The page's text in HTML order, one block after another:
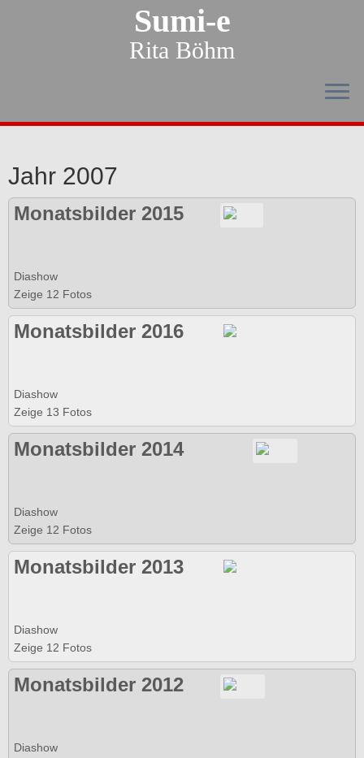
Sumi-e
Rita Böhm
Jahr 2007
Monatsbilder 2015
Diashow
Zeige 12 Fotos
Monatsbilder 2016
Diashow
Zeige 13 Fotos
Monatsbilder 2014
Diashow
Zeige 12 Fotos
Monatsbilder 2013
Diashow
Zeige 12 Fotos
Monatsbilder 2012
Diashow